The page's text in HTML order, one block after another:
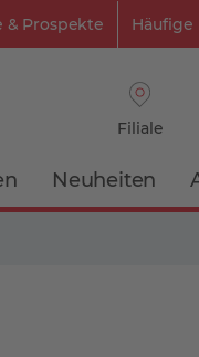
& Prospekte Häufige
Filiale
Neuheiten